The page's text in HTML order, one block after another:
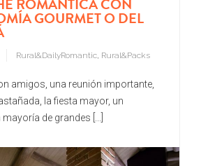
ROMÁNTICA CON
GOURMET O DEL
Rural&DailyRomantic, Rural&Packs
amigos, una reunión importante,
la fiesta mayor, un
de grandes [...]